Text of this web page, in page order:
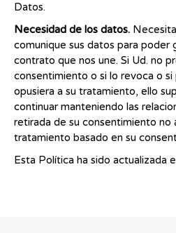
Datos.
Necesidad de los datos.
comunique sus datos para poder
contrato que nos une. Si Ud. no
consentimiento o si lo revoca o
opusiera a su tratamiento, ello
continuar manteniendo las
retirada de su consentimiento no
tratamiento basado en su
Esta Política ha sido actualizada